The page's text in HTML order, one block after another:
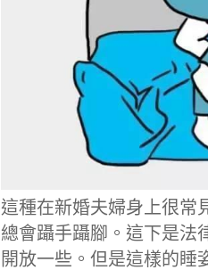
這種在新婚夫婦身上很常
總會躡手躡腳。這下是法
開放一些。但是這樣的睡